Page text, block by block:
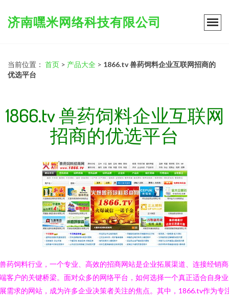
济南嘿米网络科技有限公司
当前位置： 首页 > 产品大全 > 1866.tv 兽药饲料企业互联网招商的
优选平台
1866.tv 兽药饲料企业互联网
招商的优选平台
药饲料行业，一个专业、高效的招商网站是企业拓展渠道、连接经销
客户的关键桥梁。面对众多的网络平台，如何选择一个真正适合自身
需求的网站，成为许多企业决策者关注的焦点。其中，1866.tv作为专